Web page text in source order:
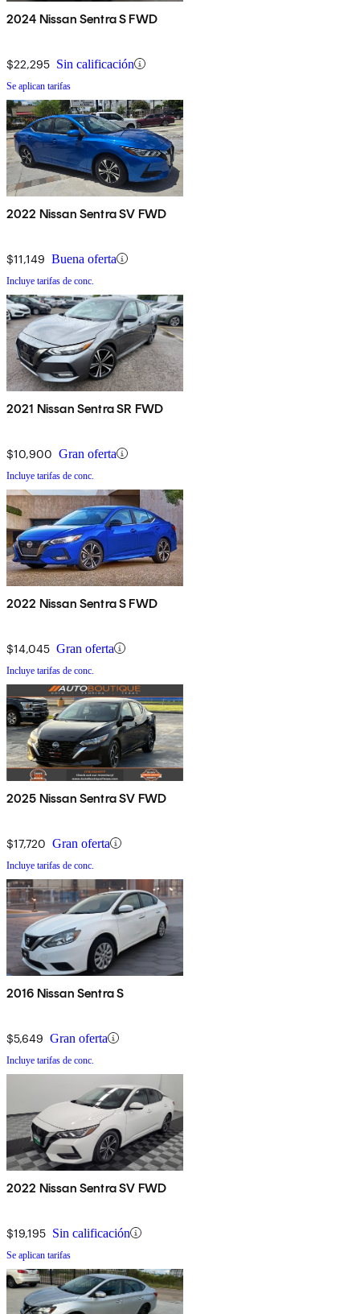
2024 Nissan Sentra S FWD
$22,295 Sin calificación
Se aplican tarifas
2022 Nissan Sentra SV FWD
$11,149 Buena oferta
Incluye tarifas de conc.
2021 Nissan Sentra SR FWD
$10,900 Gran oferta
Incluye tarifas de conc.
2022 Nissan Sentra S FWD
$14,045 Gran oferta
Incluye tarifas de conc.
2025 Nissan Sentra SV FWD
$17,720 Gran oferta
Incluye tarifas de conc.
2016 Nissan Sentra S
$5,649 Gran oferta
Incluye tarifas de conc.
2022 Nissan Sentra SV FWD
$19,195 Sin calificación
Se aplican tarifas